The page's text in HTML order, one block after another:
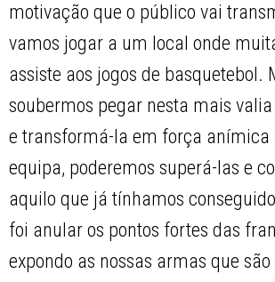
motivação que o público vai
vamos jogar a um local onde
assiste aos jogos de basquetebol.
soubermos pegar nesta mais
e transformá-la em força anímica
equipa, poderemos superá-las e
aquilo que já tínhamos
foi anular os pontos fortes das
expondo as nossas armas que